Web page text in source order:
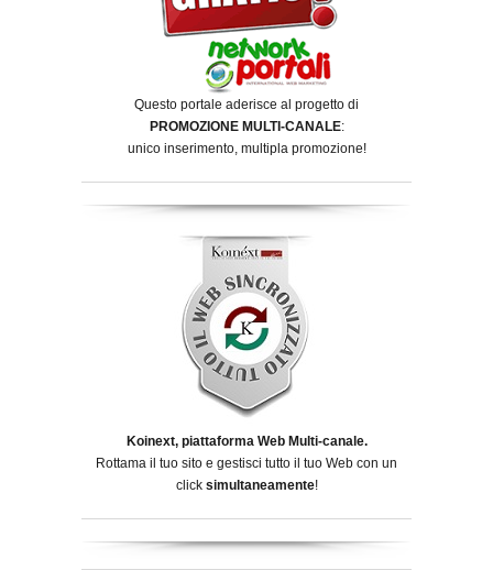
Questo portale aderisce al progetto di
PROMOZIONE MULTI-CANALE:
unico inserimento, multipla promozione!
Koinext, piattaforma Web Multi-canale.
Rottama il tuo sito e gestisci tutto il tuo Web con un
click simultaneamente!